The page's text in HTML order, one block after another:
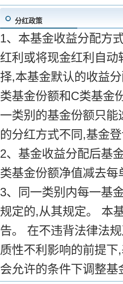
分红政策
1、本基金收益分配方
红利或将现金红利自
择,本基金默认的收益
类基金份额和C类基金
一类别的基金份额只
的分红方式不同,基金
2、基金收益分配后基
类基金份额净值减去
3、同一类别内每一基
规定的,从其规定。 本
告。 在不违背法律法
质性不利影响的前提
会允许的条件下调整